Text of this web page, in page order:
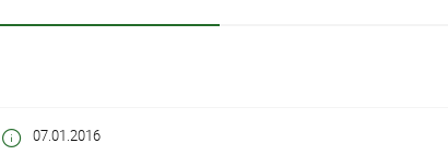
07.01.2016